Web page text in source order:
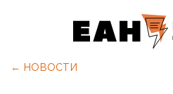
← НОВОСТИ